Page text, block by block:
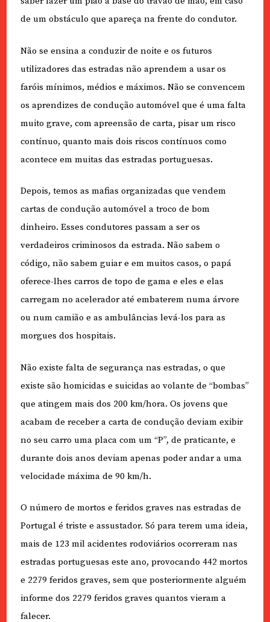
de um obstáculo que apareça na frente do condutor.
Não se ensina a conduzir de noite e os futuros
utilizadores das estradas não aprendem a usar os
faróis mínimos, médios e máximos. Não se convencem
os aprendizes de condução automóvel que é uma falta
muito grave, com apreensão de carta, pisar um risco
contínuo, quanto mais dois riscos contínuos como
acontece em muitas das estradas portuguesas.
Depois, temos as mafias organizadas que vendem
cartas de condução automóvel a troco de bom
dinheiro. Esses condutores passam a ser os
verdadeiros criminosos da estrada. Não sabem o
código, não sabem guiar e em muitos casos, o papá
oferece-lhes carros de topo de gama e eles e elas
carregam no acelerador até embaterem numa árvore
ou num camião e as ambulâncias levá-los para as
morgues dos hospitais.
Não existe falta de segurança nas estradas, o que
existe são homicidas e suicidas ao volante de “bombas”
que atingem mais dos 200 km/hora. Os jovens que
acabam de receber a carta de condução deviam exibir
no seu carro uma placa com um “P”, de praticante, e
durante dois anos deviam apenas poder andar a uma
velocidade máxima de 90 km/h.
O número de mortos e feridos graves nas estradas de
Portugal é triste e assustador. Só para terem uma ideia,
mais de 123 mil acidentes rodoviários ocorreram nas
estradas portuguesas este ano, provocando 442 mortos
e 2279 feridos graves, sem que posteriormente alguém
informe dos 2279 feridos graves quantos vieram a
falecer.